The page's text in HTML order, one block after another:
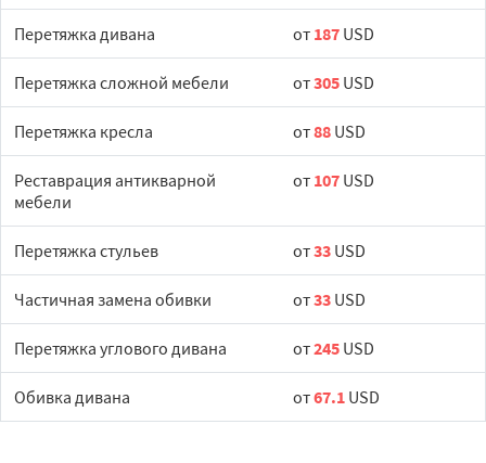
Перетяжка дивана от 187 USD
Перетяжка сложной мебели от305 USD
Перетяжка кресла от88 USD
Реставрация антикварной
мебели
от 107 USD
Перетяжка стульев от33 USD
Частичная замена обивки от33 USD
Перетяжка углового дивана от245 USD
Обивка дивана от67.1 USD